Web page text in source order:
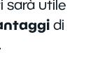
sarà utile
di